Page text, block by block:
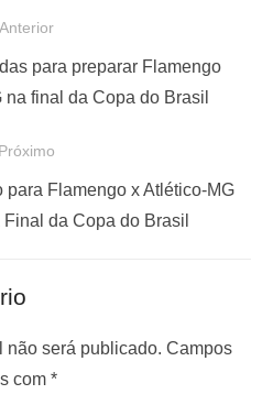
Anterior
para preparar Flamengo
final da Copa do Brasil
Próximo
Flamengo x Atlético-MG
da Copa do Brasil
não será publicado. Campos
com *